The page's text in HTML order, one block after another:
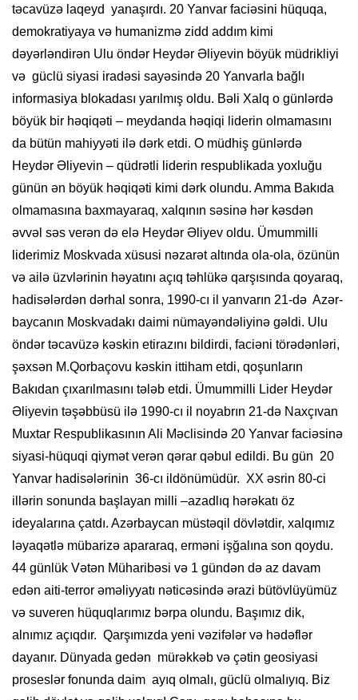
təcavüzə laqeyd yanaşırdı. 20 Yanvar faciəsini hüquqa,
demokratiyaya və humanizmə zidd addım kimi
dəyərləndirən Ulu öndər Heydər Əliyevin böyük müdrikliyi
və güclü siyasi iradəsi sayəsində 20 Yanvarla bağlı
informasiya blokadası yarılmış oldu. Bəli Xalq o günlərdə
böyük bir həqi­qəti – meydanda həqiqi liderin olma­masını
da bütün mahiyyəti ilə dərk etdi. O müdhiş günlərdə
Heydər Əliyevin – qüdrətli liderin respublikada yoxluğu
günün ən böyük həqiqəti kimi dərk olundu. Amma Bakıda
olmamasına baxmayaraq, xalqının səsinə hər kəsdən
əvvəl səs verən də elə Heydər Əliyev oldu. Ümummilli
liderimiz Moskvada xüsusi nəzarət altında ola-ola, özünün
və ailə üzvlərinin həyatını açıq təhlükə qarşısında qoyaraq,
hadisələrdən dərhal sonra, 1990-cı il yanvarın 21-də Azər­
baycanın Moskvadakı daimi nümayən­dəliyinə gəldi. Ulu
öndər təcavüzə kəs­kin etirazını bildirdi, faciəni törədən­ləri,
şəxsən M.Qorbaçovu kəskin it­tiham etdi, qoşunların
Bakıdan çıxarıl­masını tələb etdi. Ümummilli Lider Heydər
Əliyevin təşəbbüsü ilə 1990-cı il noyabrın 21-də Naxçıvan
Muxtar Respublikasının Ali Məclisində 20 Yanvar faciəsinə
siyasi-hüquqi qiymət verən qərar qəbul edildi. Bu gün 20
Yanvar hadisələrinin 36-cı ildönümüdür. XX əsrin 80-ci
illərin sonunda başlayan milli –azadlıq hərəkatı öz
ideyalarına çatdı. Azərbaycan müstəqil dövlətdir, xalqımız
ləyaqətlə mübarizə apararaq, erməni işğalına son qoydu.
44 günlük Vətən Müharibəsi və 1 gündən də az davam
edən aiti-terror əməliyyatı nəticəsində ərazi bütövlüyümüz
və suveren hüquqlarımız bərpa olundu. Başımız dik,
alnımız açıqdır. Qarşımızda yeni vəzifələr və hədəflər
dayanır. Dünyada gedən mürəkkəb və çətin geosiyasi
proseslər fonunda daim ayıq olmalı, güclü olmalıyıq. Biz